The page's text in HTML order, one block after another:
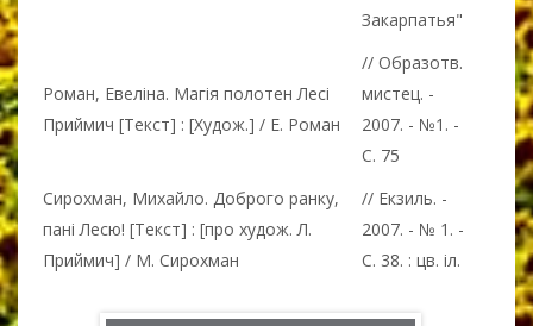
Закарпатья"
Роман, Евеліна. Магія полотен Лесі
Приймич [Текст] : [Худож.] / Е. Роман
// Образотв.
мистец. -
2007. - №1. -
С. 75
Сирохман, Михайло. Доброго ранку,
пані Лесю! [Текст] : [про худож. Л.
Приймич] / М. Сирохман
// Екзиль. -
2007. - № 1. -
С. 38. : цв. іл.